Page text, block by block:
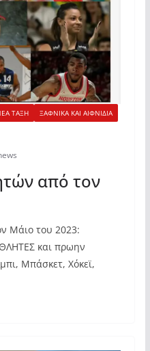
ΤΑΞΗ
ΞΑΦΝΙΚΑ ΚΑΙ ΑΙΦΝΙΔΙΑ
από τον
Μάιο του 2023:
και πρωην
Μπάσκετ, Χόκεϊ,